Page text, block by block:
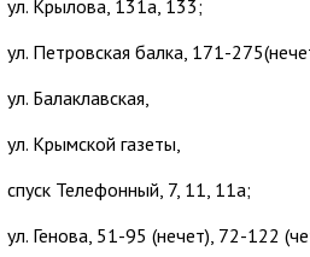
ул. Крылова, 131а, 133;
ул. Петровская балка, 171-
ул. Балаклавская,
ул. Крымской газеты,
спуск Телефонный, 7, 11, 11а;
ул. Генова, 51-95 (нечет), 72-122